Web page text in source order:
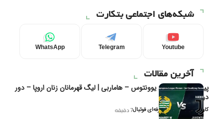
شبکه‌های اجتماعی بتکارت
Youtube
Telegram
WhatsApp
آخرین مقالات
پیش‌بینی و تحلیل یوونتوس – هاماربی | لیگ قهرمانان زنان اروپا – دور
دوم مرحله
کاوه نیک‌فر، تحلیل‌گر حرفه‌ای فوتبال7 دقیقه